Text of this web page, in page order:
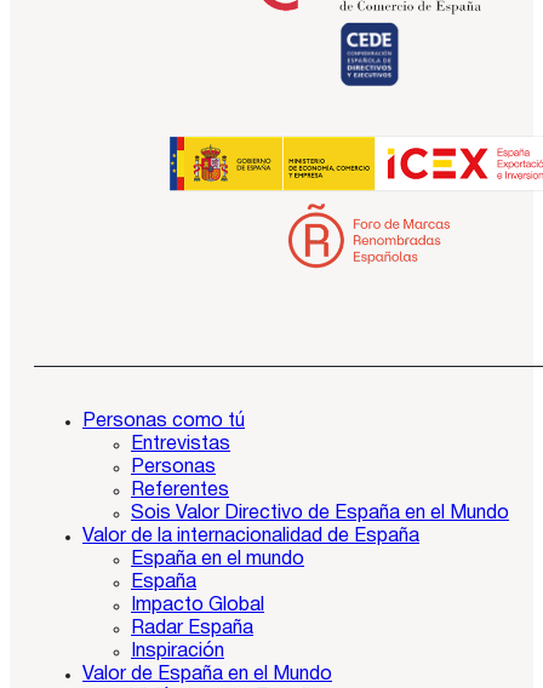
Personas como tú
Entrevistas
Personas
Referentes
Sois Valor Directivo de España en el Mundo
Valor de la internacionalidad de España
España en el mundo
España
Impacto Global
Radar España
Inspiración
Valor de España en el Mundo